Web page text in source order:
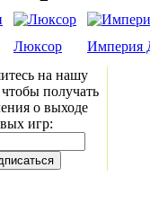
Люксор
Империя
на нашу
получать
о выходе
игр: